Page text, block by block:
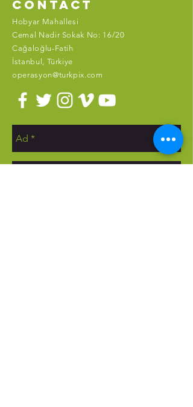
contact
Hobyar Mahallesi
Cemal Nadir Sokak No: 16/20
Cağaloğlu-Fatih
İstanbul, Türkiye
operasyon@turkpix.com